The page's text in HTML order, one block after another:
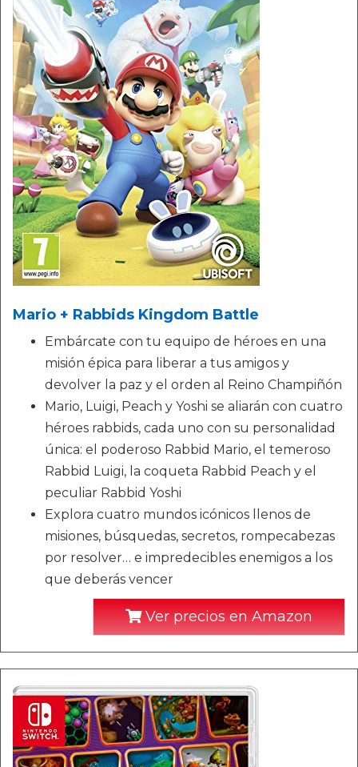
Mario + Rabbids Kingdom Battle
Embárcate con tu equipo de héroes en una
misión épica para liberar a tus amigos y
devolver la paz y el orden al Reino Champiñón
Mario, Luigi, Peach y Yoshi se aliarán con cuatro
héroes rabbids, cada uno con su personalidad
única: el poderoso Rabbid Mario, el temeroso
Rabbid Luigi, la coqueta Rabbid Peach y el
peculiar Rabbid Yoshi
Explora cuatro mundos icónicos llenos de
misiones, búsquedas, secretos, rompecabezas
por resolver… e impredecibles enemigos a los
que deberás vencer
Ver precios en Amazon